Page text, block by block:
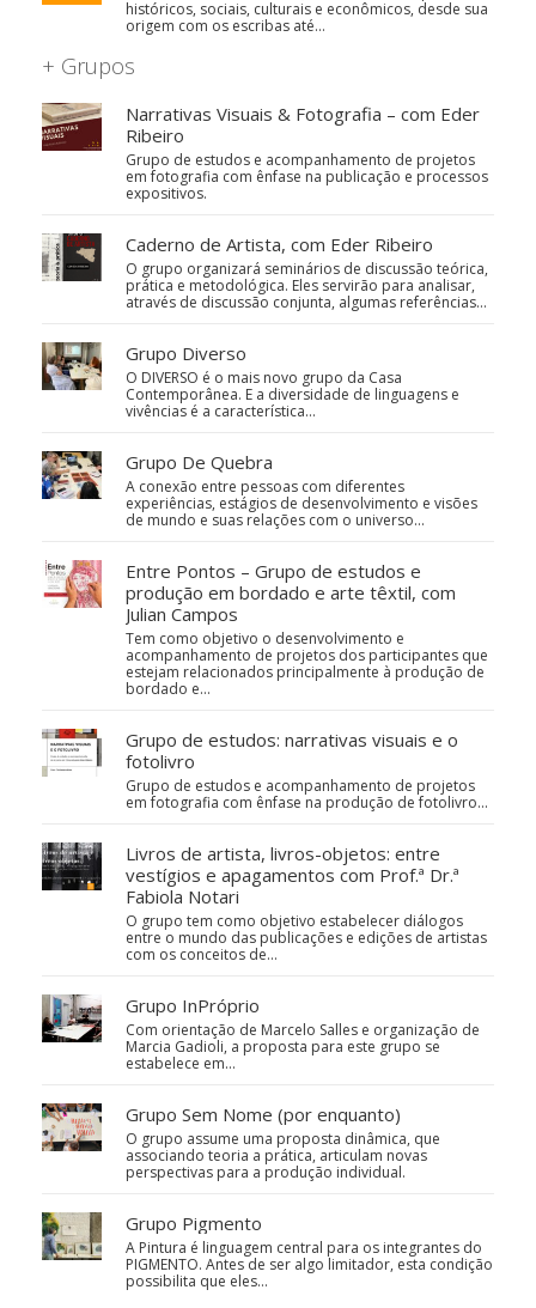
históricos, sociais, culturais e econômicos, desde sua
origem com os escribas até…
+ Grupos
Narrativas Visuais & Fotografia – com Eder
Ribeiro
Grupo de estudos e acompanhamento de projetos
em fotografia com ênfase na publicação e processos
expositivos.
Caderno de Artista, com Eder Ribeiro
O grupo organizará seminários de discussão teórica,
prática e metodológica. Eles servirão para analisar,
através de discussão conjunta, algumas referências…
Grupo Diverso
O DIVERSO é o mais novo grupo da Casa
Contemporânea. E a diversidade de linguagens e
vivências é a característica…
Grupo De Quebra
A conexão entre pessoas com diferentes
experiências, estágios de desenvolvimento e visões
de mundo e suas relações com o universo…
Entre Pontos – Grupo de estudos e
produção em bordado e arte têxtil, com
Julian Campos
Tem como objetivo o desenvolvimento e
acompanhamento de projetos dos participantes que
estejam relacionados principalmente à produção de
bordado e…
Grupo de estudos: narrativas visuais e o
fotolivro
Grupo de estudos e acompanhamento de projetos
em fotografia com ênfase na produção de fotolivro...
Livros de artista, livros-objetos: entre
vestígios e apagamentos com Prof.ª Dr.ª
Fabiola Notari
O grupo tem como objetivo estabelecer diálogos
entre o mundo das publicações e edições de artistas
com os conceitos de…
Grupo InPróprio
Com orientação de Marcelo Salles e organização de
Marcia Gadioli, a proposta para este grupo se
estabelece em…
Grupo Sem Nome (por enquanto)
O grupo assume uma proposta dinâmica, que
associando teoria a prática, articulam novas
perspectivas para a produção individual.
Grupo Pigmento
A Pintura é linguagem central para os integrantes do
PIGMENTO. Antes de ser algo limitador, esta condição
possibilita que eles…